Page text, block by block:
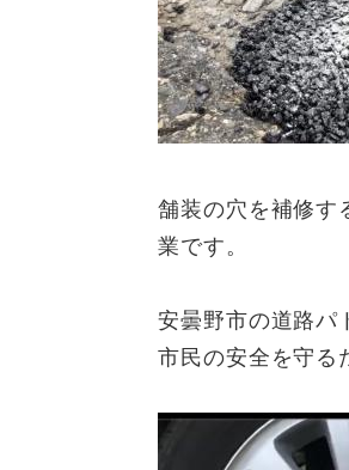
舗装の穴を補修す
業です。
安曇野市の道路パ
市民の安全を守る